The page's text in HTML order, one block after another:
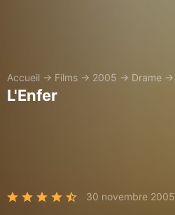
Accueil → Films → 2005 → Drame →
L'Enfer
30 novembre 2005